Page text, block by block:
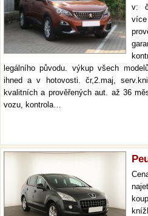
v:
legálního původu. výkup všech
ihned a v hotovosti. čr,2.maj,
kvalitních a prověřených aut. až 36
vozu, kontrola…